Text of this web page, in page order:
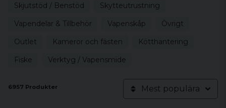
Skjutstöd / Benstöd
Skytteutrustning
Vapendelar & Tillbehör
Vapenskåp
Övrigt
Outlet
Kameror och fästen
Kötthantering
Fiske
Verktyg / Vapensmide
6957 Produkter Mest populära